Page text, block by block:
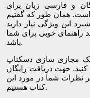
و فارسی زبان برای
همان طور که گفتیم
این ویژگی نیاز دارید
راهنمای خوبی برای شما
باشد.
مجازی سازی دسکتاپ
کنید. جهت دریافت رایگان
نظرات شما در مورد این
کتاب هستیم.